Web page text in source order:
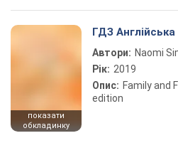
показати
обкладинку
ГДЗ
Автори: Naomi
Рік: 2019
Опис: Family and
edition